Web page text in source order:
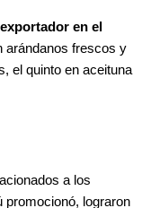
en el
arándanos frescos y
el quinto en aceituna
a los
promocionó, lograron